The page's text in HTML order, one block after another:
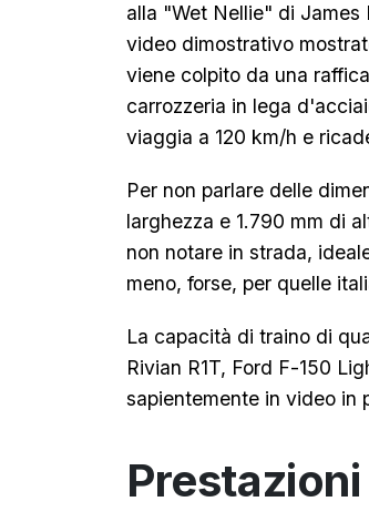
alla "Wet Nellie" di James
video dimostrativo
viene colpito da una
carrozzeria in lega
viaggia a 120 km/h e
Per non parlare delle
larghezza e 1.790 mm di
non notare in strada,
meno, forse, per quelle
La capacità di traino di
Rivian R1T, Ford F-150
sapientemente in video in